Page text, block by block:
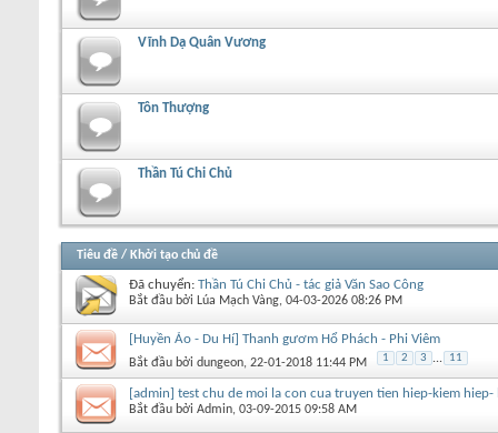
Vĩnh Dạ Quân Vương
Tôn Thượng
Thần Tú Chi Chủ
Tiêu đề / Khởi tạo chủ đề
Đã chuyển: Thần Tú Chi Chủ - tác giả Văn Sao Công
Bắt đầu bởi Lúa Mạch Vàng‎, 04-03-2026 08:26 PM
[Huyền Ảo - Du Hí] Thanh gươm Hổ Phách - Phi Viêm
Bắt đầu bởi dungeon‎, 22-01-2018 11:44 PM 1 2 3 ... 11
[admin] test chu de moi la con cua truyen tien hiep-kiem hiep-
Bắt đầu bởi Admin‎, 03-09-2015 09:58 AM